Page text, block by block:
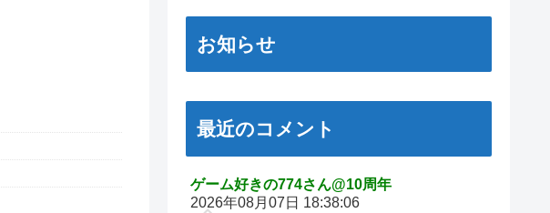
お知らせ
最近のコメント
ゲーム好きの774さん@10周年
2026年08月07日 18:38:06